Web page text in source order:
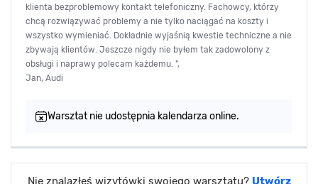
klienta bezproblemowy kontakt telefoniczny. Fachowcy, którzy
chcą rozwiązywać problemy a nie tylko naciągać na koszty i
wszystko wymieniać. Dokładnie wyjaśnią kwestie techniczne a nie
zbywają klientów. Jeszcze nigdy nie byłem tak zadowolony z
obsługi i naprawy polecam każdemu. ",
Jan, Audi
Warsztat nie udostępnia kalendarza online.
Nie znalazłeś wizytówki swojego warsztatu? Utwórz